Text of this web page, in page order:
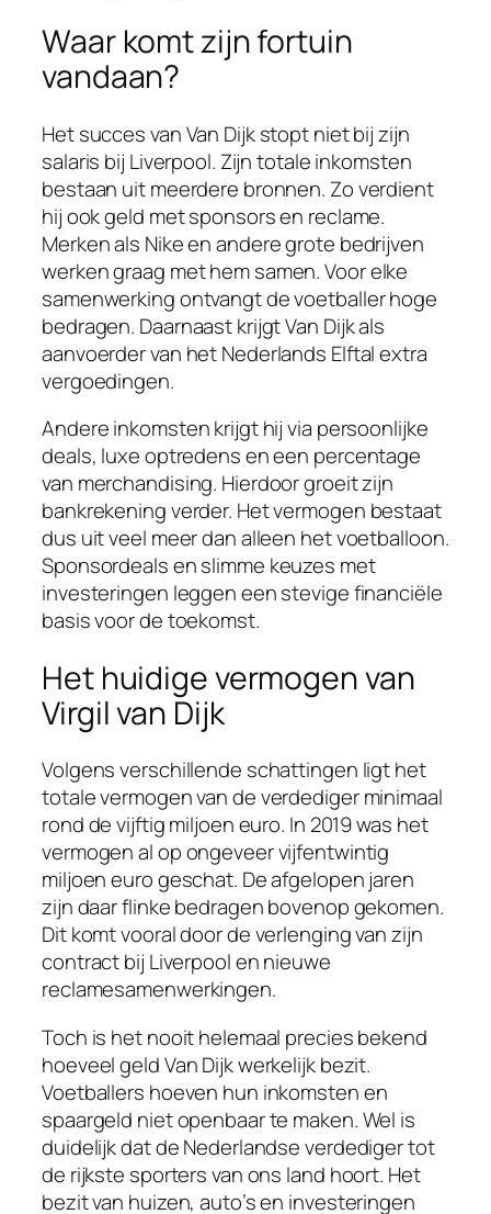
Waar komt zijn fortuin
vandaan?
Het succes van Van Dijk stopt niet bij zijn
salaris bij Liverpool. Zijn totale inkomsten
bestaan uit meerdere bronnen. Zo verdient
hij ook geld met sponsors en reclame.
Merken als Nike en andere grote bedrijven
werken graag met hem samen. Voor elke
samenwerking ontvangt de voetballer hoge
bedragen. Daarnaast krijgt Van Dijk als
aanvoerder van het Nederlands Elftal extra
vergoedingen.
Andere inkomsten krijgt hij via persoonlijke
deals, luxe optredens en een percentage
van merchandising. Hierdoor groeit zijn
bankrekening verder. Het vermogen bestaat
dus uit veel meer dan alleen het voetballoon.
Sponsordeals en slimme keuzes met
investeringen leggen een stevige financiële
basis voor de toekomst.
Het huidige vermogen van
Virgil van Dijk
Volgens verschillende schattingen ligt het
totale vermogen van de verdediger minimaal
rond de vijftig miljoen euro. In 2019 was het
vermogen al op ongeveer vijfentwintig
miljoen euro geschat. De afgelopen jaren
zijn daar flinke bedragen bovenop gekomen.
Dit komt vooral door de verlenging van zijn
contract bij Liverpool en nieuwe
reclamesamenwerkingen.
Toch is het nooit helemaal precies bekend
hoeveel geld Van Dijk werkelijk bezit.
Voetballers hoeven hun inkomsten en
spaargeld niet openbaar te maken. Wel is
duidelijk dat de Nederlandse verdediger tot
de rijkste sporters van ons land hoort. Het
bezit van huizen, auto’s en investeringen